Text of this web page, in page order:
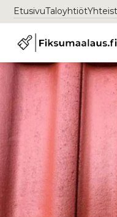
EtusivuTaloyhtiöt